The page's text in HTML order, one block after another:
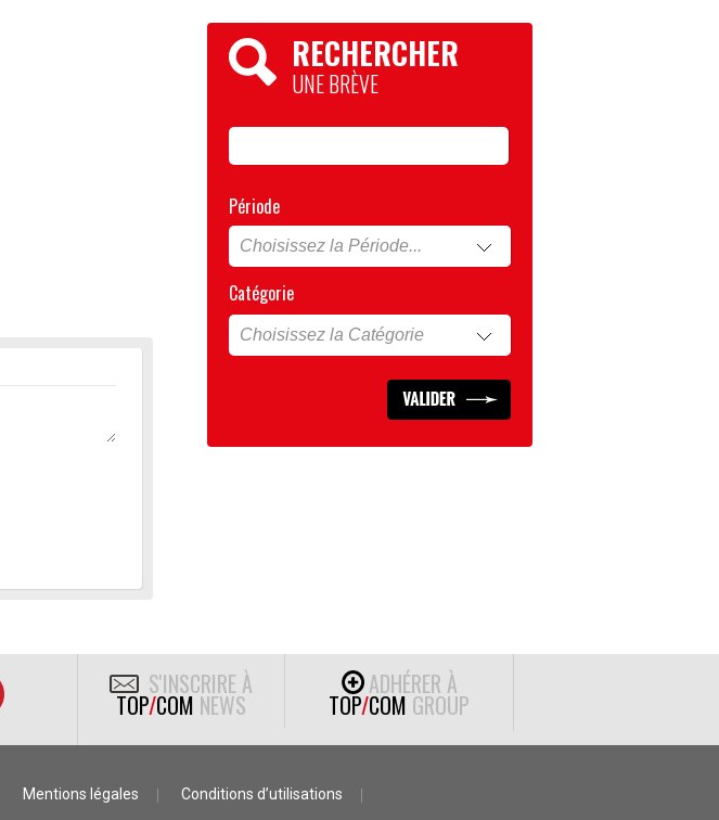
RECHERCHER
UNE BRÈVE
Période
Catégorie
S'INSCRIRE À
TOP/COM NEWS
ADHÉRER À
TOP/COM GROUP
Mentions légales Conditions d’utilisations